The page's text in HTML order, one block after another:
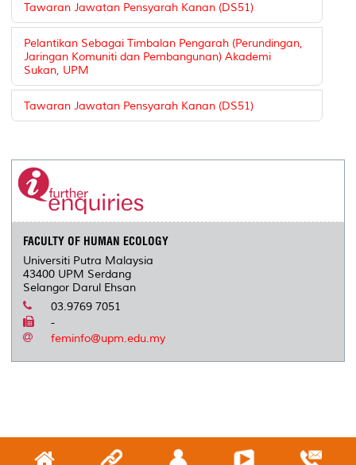
Tawaran Jawatan Pensyarah Kanan (DS51)
Pelantikan Sebagai Timbalan Pengarah (Perundingan,
Jaringan Komuniti dan Pembangunan) Akademi
Sukan, UPM
Tawaran Jawatan Pensyarah Kanan (DS51)
FACULTY OF HUMAN ECOLOGY
Universiti Putra Malaysia
43400 UPM Serdang
Selangor Darul Ehsan
03.9769 7051
-
feminfo@upm.edu.my